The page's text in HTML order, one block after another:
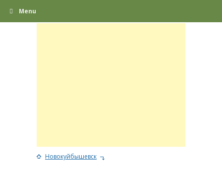
Menu
Новокуйбышевск